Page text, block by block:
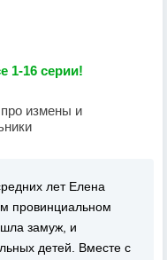
1-16 серии!
измены и
лет Елена
провинциальном
замуж, и
детей. Вместе с